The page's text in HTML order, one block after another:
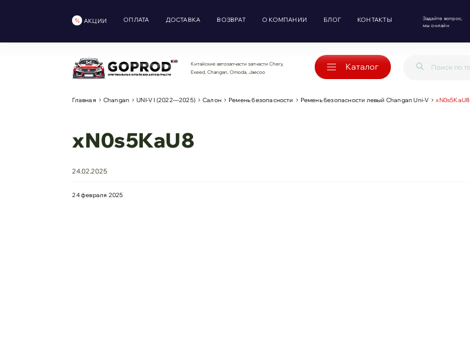
АКЦИИ ОПЛАТА ДОСТАВКА ВОЗВРАТ О КОМПАНИИ БЛОГ КОНТАКТЫ
Задайте вопрос,
мы онлайн
Китайские автозапчасти запчасти Chery,
Exeed, Changan, Omoda, Jaecoo
Каталог
Главная Changan UNI-V I (2022—2025) Салон Ремень безопасности Ремень безопасности левый Changan Uni-V xN0s5KaU8
xN0s5KaU8
24.02.2025
24 февраля 2025